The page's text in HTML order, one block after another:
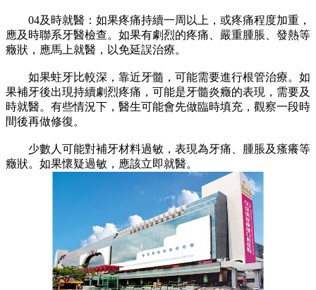
04及時就醫：如果疼痛持續一周以上，或疼痛程度加重，
應及時聯系牙醫檢查。如果有劇烈的疼痛、嚴重腫脹、發熱等
癥狀，應馬上就醫，以免延誤治療。
如果蛀牙比較深，靠近牙髓，可能需要進行根管治療。如
果補牙後出現持續劇烈疼痛，可能是牙髓炎癥的表現，需要及
時就醫。有些情況下，醫生可能會先做臨時填充，觀察一段時
間後再做修復。
少數人可能對補牙材料過敏，表現為牙痛、腫脹及瘙癢等
癥狀。如果懷疑過敏，應該立即就醫。